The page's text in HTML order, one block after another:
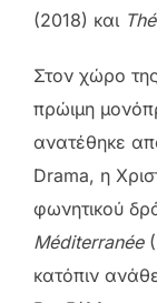
(2018) και
Στον χώρο
πρώιμη
ανατέθηκε
Drama, η
φωνητικού
Méditerranée
κατόπιν